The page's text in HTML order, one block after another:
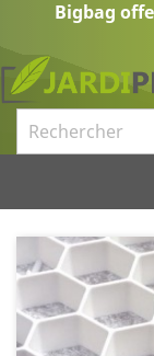
Bigbag